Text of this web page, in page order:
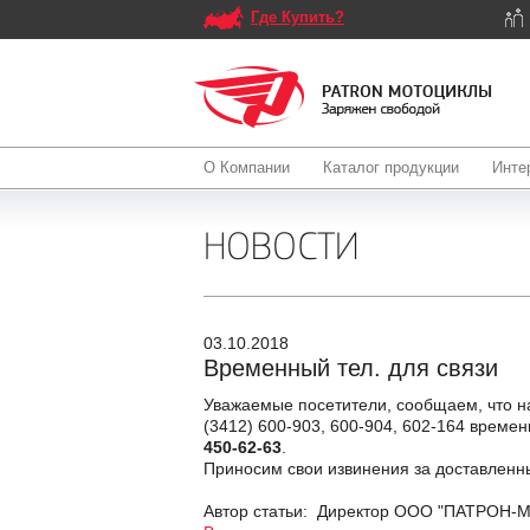
Где Купить?
О Компании Каталог продукции
НОВОСТИ
03.10.2018
Временный тел. для связи
Уважаемые посетители, сообщаем, что
(3412) 600-903, 600-904, 602-164
450-62-63
Приносим свои извинения за
Автор статьи: Директор ООО "ПАТРОН-